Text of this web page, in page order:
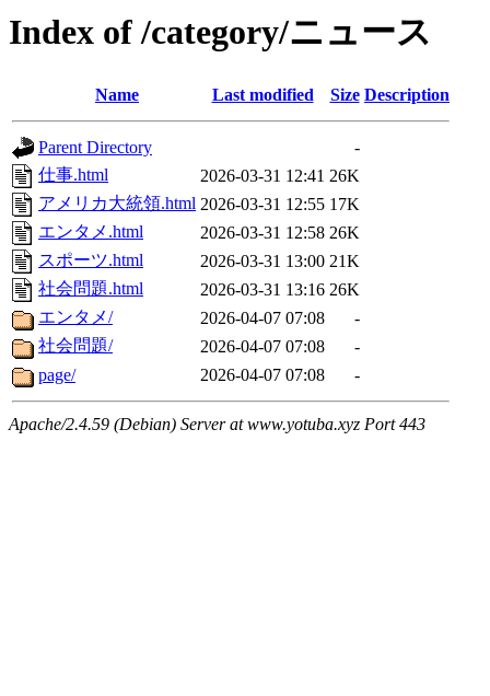
Index of /category/ニュース
Name Last modified Size Description
Parent Directory
-
仕事.html
2026-03-31 12:41 26K
アメリカ大統領.html 2026-03-31 12:55 17K
エンタメ.html
2026-03-31 12:58 26K
スポーツ.html
2026-03-31 13:00 21K
社会問題.html
2026-03-31 13:16 26K
エンタメ/
2026-04-07 07:08
-
社会問題/
2026-04-07 07:08
-
page/
2026-04-07 07:08 -
Apache/2.4.59 (Debian) Server at www.yotuba.xyz Port 443